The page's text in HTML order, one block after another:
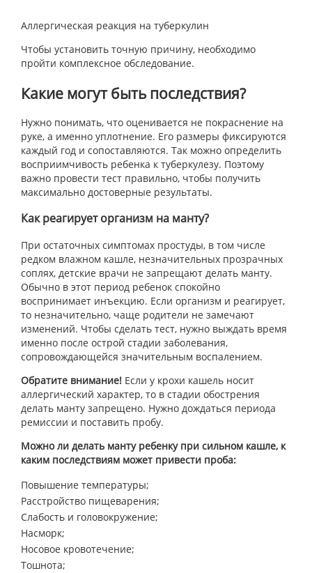
Аллергическая реакция на туберкулин
Чтобы установить точную причину, необходимо
пройти комплексное обследование.
Какие могут быть последствия?
Нужно понимать, что оценивается не покраснение на
руке, а именно уплотнение. Его размеры фиксируются
каждый год и сопоставляются. Так можно определить
восприимчивость ребенка к туберкулезу. Поэтому
важно провести тест правильно, чтобы получить
максимально достоверные результаты.
Как реагирует организм на манту?
При остаточных симптомах простуды, в том числе
редком влажном кашле, незначительных прозрачных
соплях, детские врачи не запрещают делать манту.
Обычно в этот период ребенок спокойно
воспринимает инъекцию. Если организм и реагирует,
то незначительно, чаще родители не замечают
изменений. Чтобы сделать тест, нужно выждать время
именно после острой стадии заболевания,
сопровождающейся значительным воспалением.
Обратите внимание! Если у крохи кашель носит
аллергический характер, то в стадии обострения
делать манту запрещено. Нужно дождаться периода
ремиссии и поставить пробу.
Можно ли делать манту ребенку при сильном кашле, к
каким последствиям может привести проба:
Повышение температуры;
Расстройство пищеварения;
Слабость и головокружение;
Насморк;
Носовое кровотечение;
Тошнота;